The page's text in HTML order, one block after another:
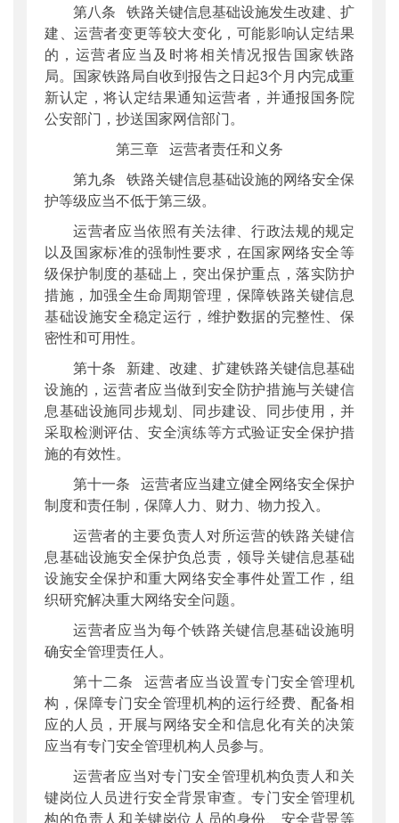
第八条 铁路关键信息基础设施发生改建、扩
建、运营者变更等较大变化，可能影响认定结果
的，运营者应当及时将相关情况报告国家铁路
局。国家铁路局自收到报告之日起3个月内完成重
新认定，将认定结果通知运营者，并通报国务院
公安部门，抄送国家网信部门。
第三章 运营者责任和义务
第九条 铁路关键信息基础设施的网络安全保
护等级应当不低于第三级。
运营者应当依照有关法律、行政法规的规定
以及国家标准的强制性要求，在国家网络安全等
级保护制度的基础上，突出保护重点，落实防护
措施，加强全生命周期管理，保障铁路关键信息
基础设施安全稳定运行，维护数据的完整性、保
密性和可用性。
第十条 新建、改建、扩建铁路关键信息基础
设施的，运营者应当做到安全防护措施与关键信
息基础设施同步规划、同步建设、同步使用，并
采取检测评估、安全演练等方式验证安全保护措
施的有效性。
第十一条 运营者应当建立健全网络安全保护
制度和责任制，保障人力、财力、物力投入。
运营者的主要负责人对所运营的铁路关键信
息基础设施安全保护负总责，领导关键信息基础
设施安全保护和重大网络安全事件处置工作，组
织研究解决重大网络安全问题。
运营者应当为每个铁路关键信息基础设施明
确安全管理责任人。
第十二条 运营者应当设置专门安全管理机
构，保障专门安全管理机构的运行经费、配备相
应的人员，开展与网络安全和信息化有关的决策
应当有专门安全管理机构人员参与。
运营者应当对专门安全管理机构负责人和关
键岗位人员进行安全背景审查。专门安全管理机
构的负责人和关键岗位人员的身份、安全背景等